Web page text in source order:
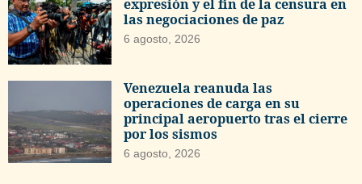
expresión y el fin de la censura en
las negociaciones de paz
6 agosto, 2026
Venezuela reanuda las
operaciones de carga en su
principal aeropuerto tras el cierre
por los sismos
6 agosto, 2026